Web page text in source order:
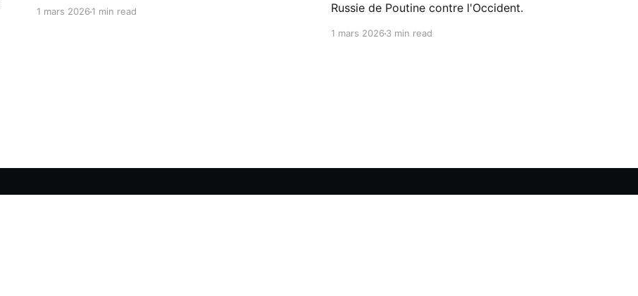
1 mars 20261 min read
Russie de Poutine contre l'Occident.
1 mars 20263 min read